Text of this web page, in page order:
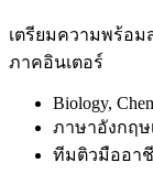
เตรียมความพร้อ
ภาคอินเตอร์
Biology,
ภาษาอังกฤษ
ทีมติวมืออา